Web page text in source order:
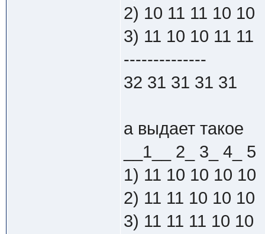
2) 10 11 11 10 10
3) 11 10 10 11 11
--------------
32 31 31 31 31
а выдает такое
__1__ 2_ 3_ 4_ 5
1) 11 10 10 10 10
2) 11 11 10 10 10
3) 11 11 11 10 10